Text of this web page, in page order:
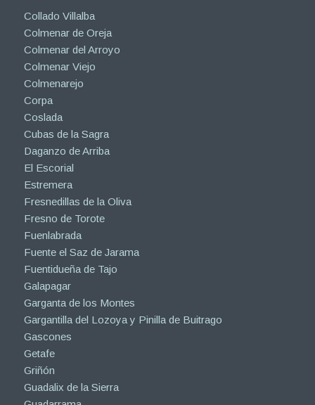
Collado Villalba
Colmenar de Oreja
Colmenar del Arroyo
Colmenar Viejo
Colmenarejo
Corpa
Coslada
Cubas de la Sagra
Daganzo de Arriba
El Escorial
Estremera
Fresnedillas de la Oliva
Fresno de Torote
Fuenlabrada
Fuente el Saz de Jarama
Fuentidueña de Tajo
Galapagar
Garganta de los Montes
Gargantilla del Lozoya y Pinilla de Buitrago
Gascones
Getafe
Griñón
Guadalix de la Sierra